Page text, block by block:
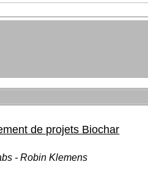
de projets Biochar
- Robin Klemens